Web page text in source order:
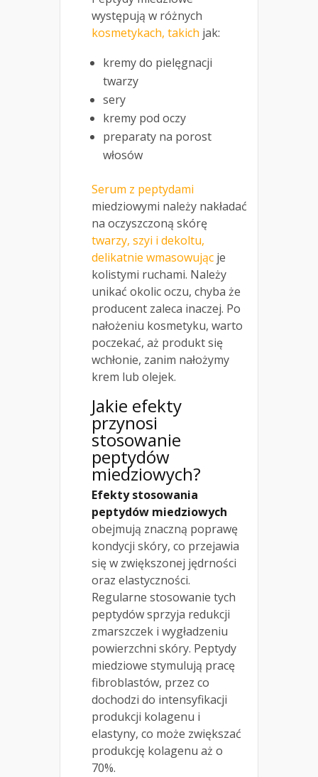
występują w różnych
kosmetykach, takich jak:
kremy do pielęgnacji
twarzy
sery
kremy pod oczy
preparaty na porost
włosów
Serum z peptydami
miedziowymi należy nakładać
na oczyszczoną skórę
twarzy, szyi i dekoltu,
delikatnie wmasowując je
kolistymi ruchami. Należy
unikać okolic oczu, chyba że
producent zaleca inaczej. Po
nałożeniu kosmetyku, warto
poczekać, aż produkt się
wchłonie, zanim nałożymy
krem lub olejek.
Jakie efekty
przynosi
stosowanie
peptydów
miedziowych?
Efekty stosowania
peptydów miedziowych
obejmują znaczną poprawę
kondycji skóry, co przejawia
się w zwiększonej jędrności
oraz elastyczności.
Regularne stosowanie tych
peptydów sprzyja redukcji
zmarszczek i wygładzeniu
powierzchni skóry. Peptydy
miedziowe stymulują pracę
fibroblastów, przez co
dochodzi do intensyfikacji
produkcji kolagenu i
elastyny, co może zwiększać
produkcję kolagenu aż o
70%.